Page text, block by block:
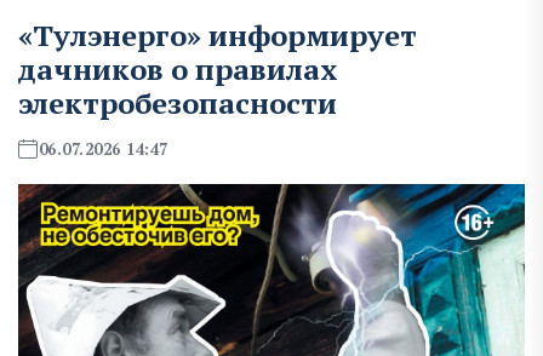
«Тулэнерго» информирует
дачников о правилах
электробезопасности
06.07.2026 14:47